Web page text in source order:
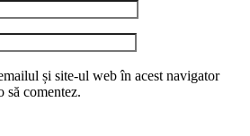
și site-ul web în acest navigator
să comentez.